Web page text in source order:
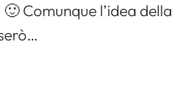
Comunque l’idea della